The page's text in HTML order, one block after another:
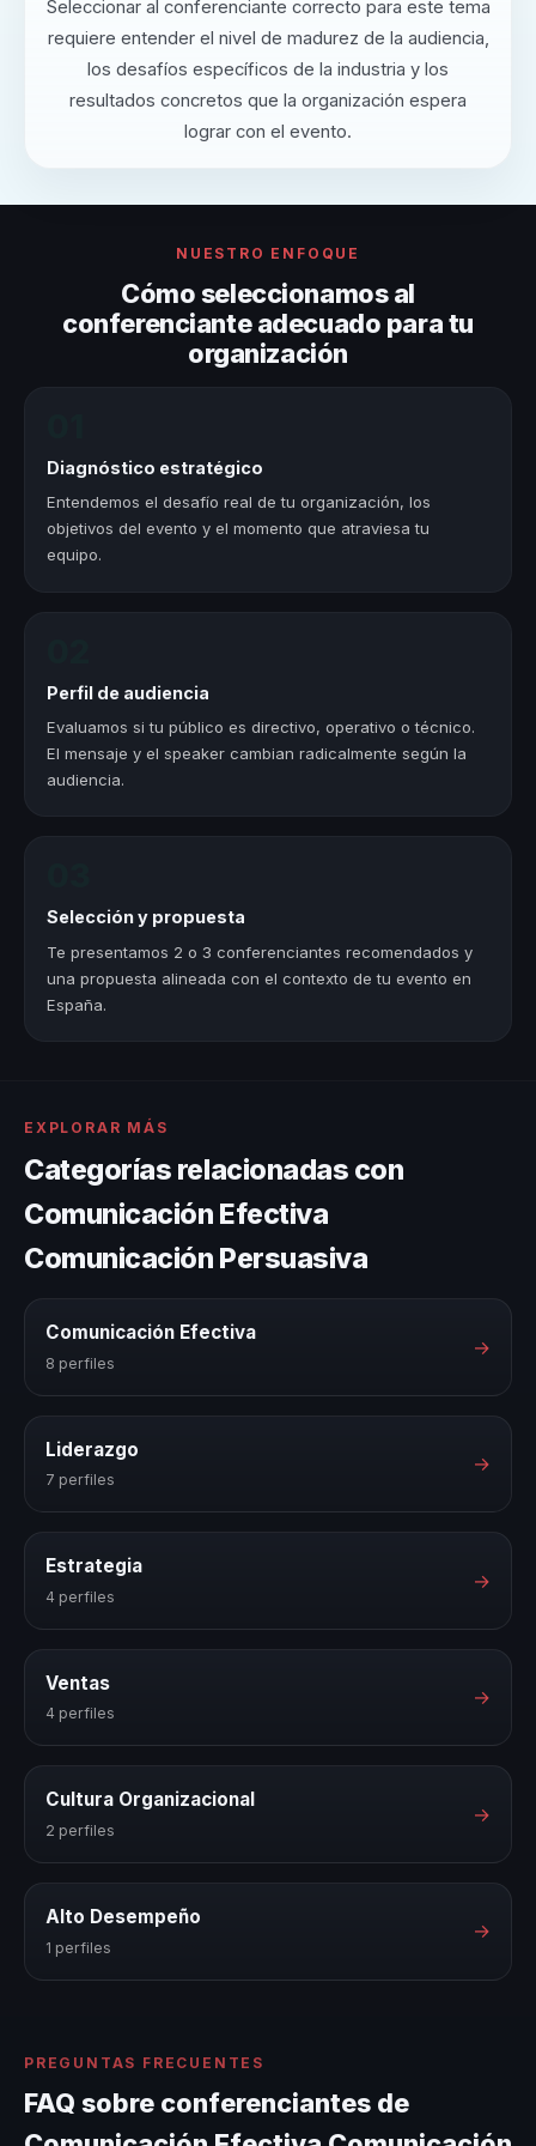
Seleccionar al conferenciante correcto para este tema
requiere entender el nivel de madurez de la audiencia,
los desafíos específicos de la industria y los
resultados concretos que la organización espera
lograr con el evento.
NUESTRO ENFOQUE
Cómo seleccionamos al
conferenciante adecuado para tu
organización
Diagnóstico estratégico
Entendemos el desafío real de tu organización, los
objetivos del evento y el momento que atraviesa tu
equipo.
Perfil de audiencia
Evaluamos si tu público es directivo, operativo o técnico.
El mensaje y el speaker cambian radicalmente según la
audiencia.
Selección y propuesta
Te presentamos 2 o 3 conferenciantes recomendados y
una propuesta alineada con el contexto de tu evento en
España.
EXPLORAR MÁS
Categorías relacionadas con
Comunicación Efectiva
Comunicación Persuasiva
Comunicación Efectiva
8 perfiles
→
Liderazgo
7 perfiles
→
Estrategia
4 perfiles
→
Ventas
4 perfiles
→
Cultura Organizacional
2 perfiles
→
Alto Desempeño
1 perfiles
→
PREGUNTAS FRECUENTES
FAQ sobre conferenciantes de